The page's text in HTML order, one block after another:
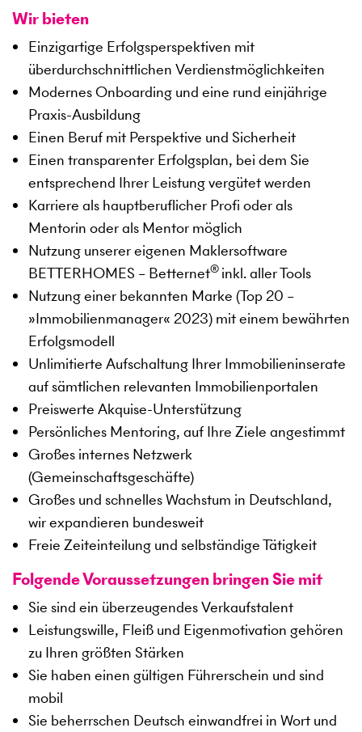
Wir bieten
Einzigartige Erfolgsperspektiven mit
überdurchschnittlichen Verdienstmöglichkeiten
Modernes Onboarding und eine rund einjährige
Praxis-Ausbildung
Einen Beruf mit Perspektive und Sicherheit
Einen transparenter Erfolgsplan, bei dem Sie
entsprechend Ihrer Leistung vergütet werden
Karriere als hauptberuflicher Profi oder als
Mentorin oder als Mentor möglich
Nutzung unserer eigenen Maklersoftware
BETTERHOMES – Betternet® inkl. aller Tools
Nutzung einer bekannten Marke (Top 20 –
»Immobilienmanager« 2023) mit einem bewährten
Erfolgsmodell
Unlimitierte Aufschaltung Ihrer Immobilieninserate
auf sämtlichen relevanten Immobilienportalen
Preiswerte Akquise-Unterstützung
Persönliches Mentoring, auf Ihre Ziele angestimmt
Großes internes Netzwerk
(Gemeinschaftsgeschäfte)
Großes und schnelles Wachstum in Deutschland,
wir expandieren bundesweit
Freie Zeiteinteilung und selbständige Tätigkeit
Folgende Voraussetzungen bringen Sie mit
Sie sind ein überzeugendes Verkaufstalent
Leistungswille, Fleiß und Eigenmotivation gehören
zu Ihren größten Stärken
Sie haben einen gültigen Führerschein und sind
mobil
Sie beherrschen Deutsch einwandfrei in Wort und